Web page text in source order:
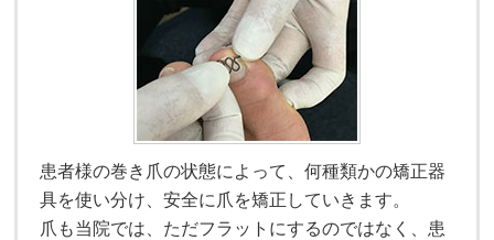
患者様の巻き爪の状態によって、何種類かの矯正器
具を使い分け、安全に爪を矯正していきます。
爪も当院では、ただフラットにするのではなく、患